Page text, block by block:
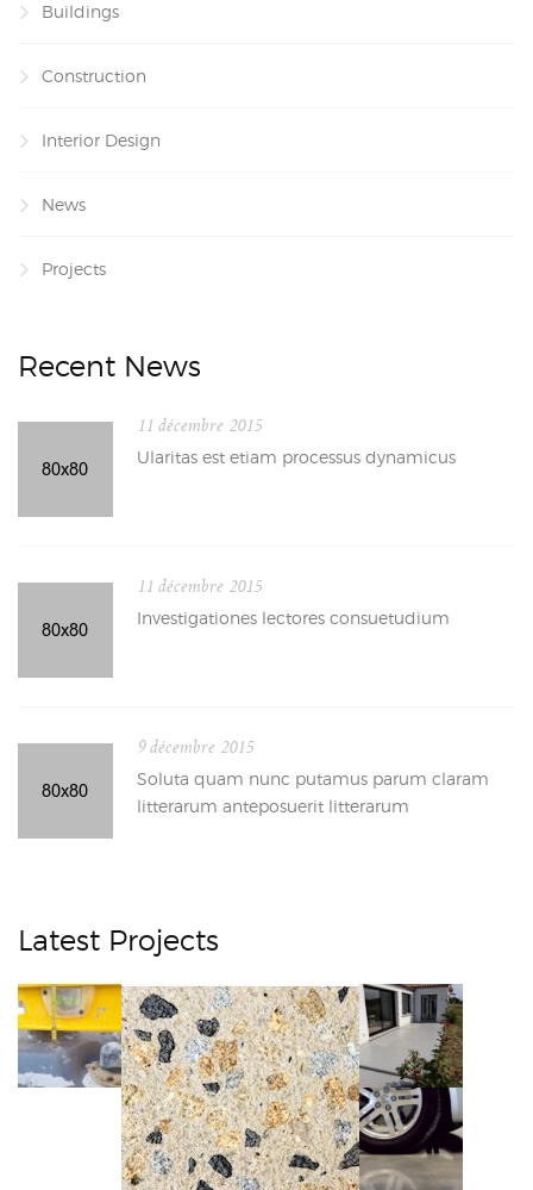
Buildings
Construction
Interior Design
News
Projects
Recent News
11 décembre 2015
Ularitas est etiam processus dynamicus
11 décembre 2015
Investigationes lectores consuetudium
9 décembre 2015
Soluta quam nunc putamus parum claram
litterarum anteposuerit litterarum
Latest Projects